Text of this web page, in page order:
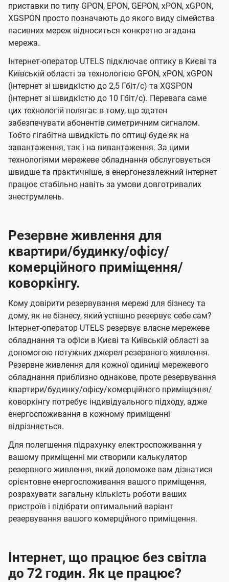
приставки по типу GPON, EPON, GEPON, xPON, xGPON,
XGSPON просто позначають до якого виду сімейства
пасивних мереж відноситься конкретно згадана
мережа.
Інтернет-оператор UTELS підключає оптику в Києві та
Київській області за технологією GPON, xPON, xGPON
(інтернет зі швидкістю до 2,5 Гбіт/с) та XGSPON
(інтернет зі швидкістю до 10 Гбіт/с). Перевага саме
цих технологій полягає в тому, що здатен
забезпечувати абонентів симетричним сигналом.
Тобто гігабітна швидкість по оптиці буде як на
завантаження, так і на вивантаження. За цими
технологіями мережеве обладнання обслуговується
швидше та практичніше, а енергонезалежний інтернет
працює стабільно навіть за умови довготривалих
знеструмлень.
Резервне живлення для
квартири/будинку/офісу/
комерційного приміщення/
коворкінгу.
Кому довірити резервування мережі для бізнесу та
дому, як не бізнесу, який успішно резервує себе сам?
Інтернет-оператор UTELS резервує власне мережеве
обладнання та офіси в Києві та Київській області за
допомогою потужних джерел резервного живлення.
Резервне живлення для кожної одиниці мережевого
обладнання приблизно однакове, проте резервування
квартири/будинку/офісу/комерційного приміщення/
коворкінгу потребує індивідуального підходу, адже
енергоспоживання в кожному приміщенні
відрізняється.
Для полегшення підрахунку електроспоживання у
вашому приміщенні ми створили калькулятор
резервного живлення, який допоможе вам дізнатися
орієнтовне енергоспоживання вашого приміщення,
розрахувати загальну кількість роботи ваших
пристроїв і підібрати оптимальний варіант
резервування вашого комерційного приміщення.
Інтернет, що працює без світла
до 72 годин. Як це працює?